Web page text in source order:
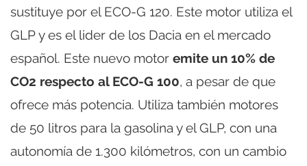
sustituye por el ECO-G 120. Este motor utiliza el
GLP y es el lider de los Dacia en el mercado
español. Este nuevo motor emite un 10% de
CO2 respecto al ECO-G 100, a pesar de que
ofrece más potencia. Utiliza también motores
de 50 litros para la gasolina y el GLP, con una
autonomía de 1.300 kilómetros, con un cambio